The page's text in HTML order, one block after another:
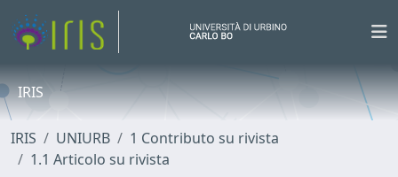
IRIS
IRIS UNIURB
1 Contributo su rivista
1.1 Articolo su rivista